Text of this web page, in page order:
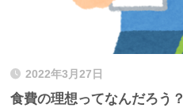
2022年3月27日
食費の理想ってなんだろう？